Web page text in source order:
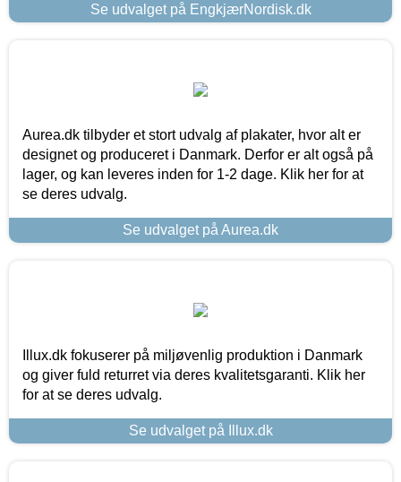
Se udvalget på EngkjærNordisk.dk
Aurea.dk tilbyder et stort udvalg af plakater, hvor alt er
designet og produceret i Danmark. Derfor er alt også på
lager, og kan leveres inden for 1-2 dage. Klik her for at
se deres udvalg.
Se udvalget på Aurea.dk
Illux.dk fokuserer på miljøvenlig produktion i Danmark
og giver fuld returret via deres kvalitetsgaranti. Klik her
for at se deres udvalg.
Se udvalget på Illux.dk